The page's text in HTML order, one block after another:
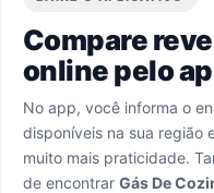
Compare
online pelo
No app, você informa o
disponíveis na sua região
muito mais praticidade.
de encontrar Gás De